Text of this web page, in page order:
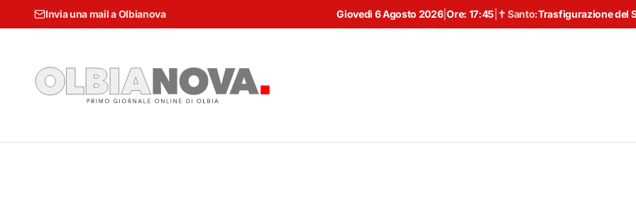
Invia una mail a Olbianova Giovedì 6 Agosto 2026 |Ore: 17:45 ✝ Santo:Trasfigurazione del